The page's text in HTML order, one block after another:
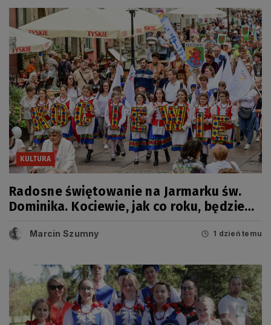
KULTURA
Radosne świętowanie na Jarmarku św.
Dominika. Kociewie, jak co roku, będzie
Marcin Szumny 1 dzień temu